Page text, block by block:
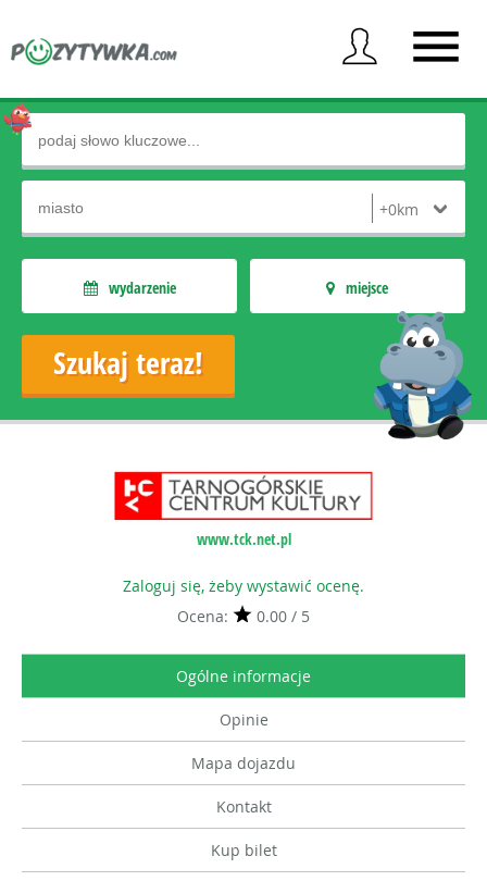
wydarzenie miejsce
www.tck.net.pl
Zaloguj się, żeby wystawić ocenę.
Ocena:
0.00 / 5
Ogólne informacje
Opinie
Mapa dojazdu
Kontakt
Kup bilet